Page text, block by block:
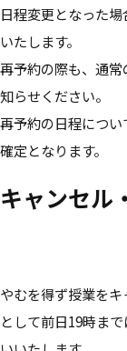
日程変更となった
いたします。
再予約の際も、通
知らせください。
再予約の日程につ
確定となります。
キャンセル
やむを得ず授業を
として前日19時ま